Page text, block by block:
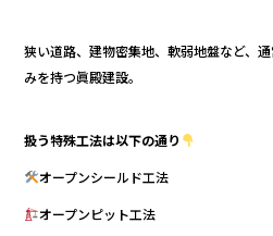
狭い道路、建物密集地、軟弱地盤など、
みを持つ眞殿建設。
扱う特殊工法は以下の通り
オープンシールド工法
オープンピット工法